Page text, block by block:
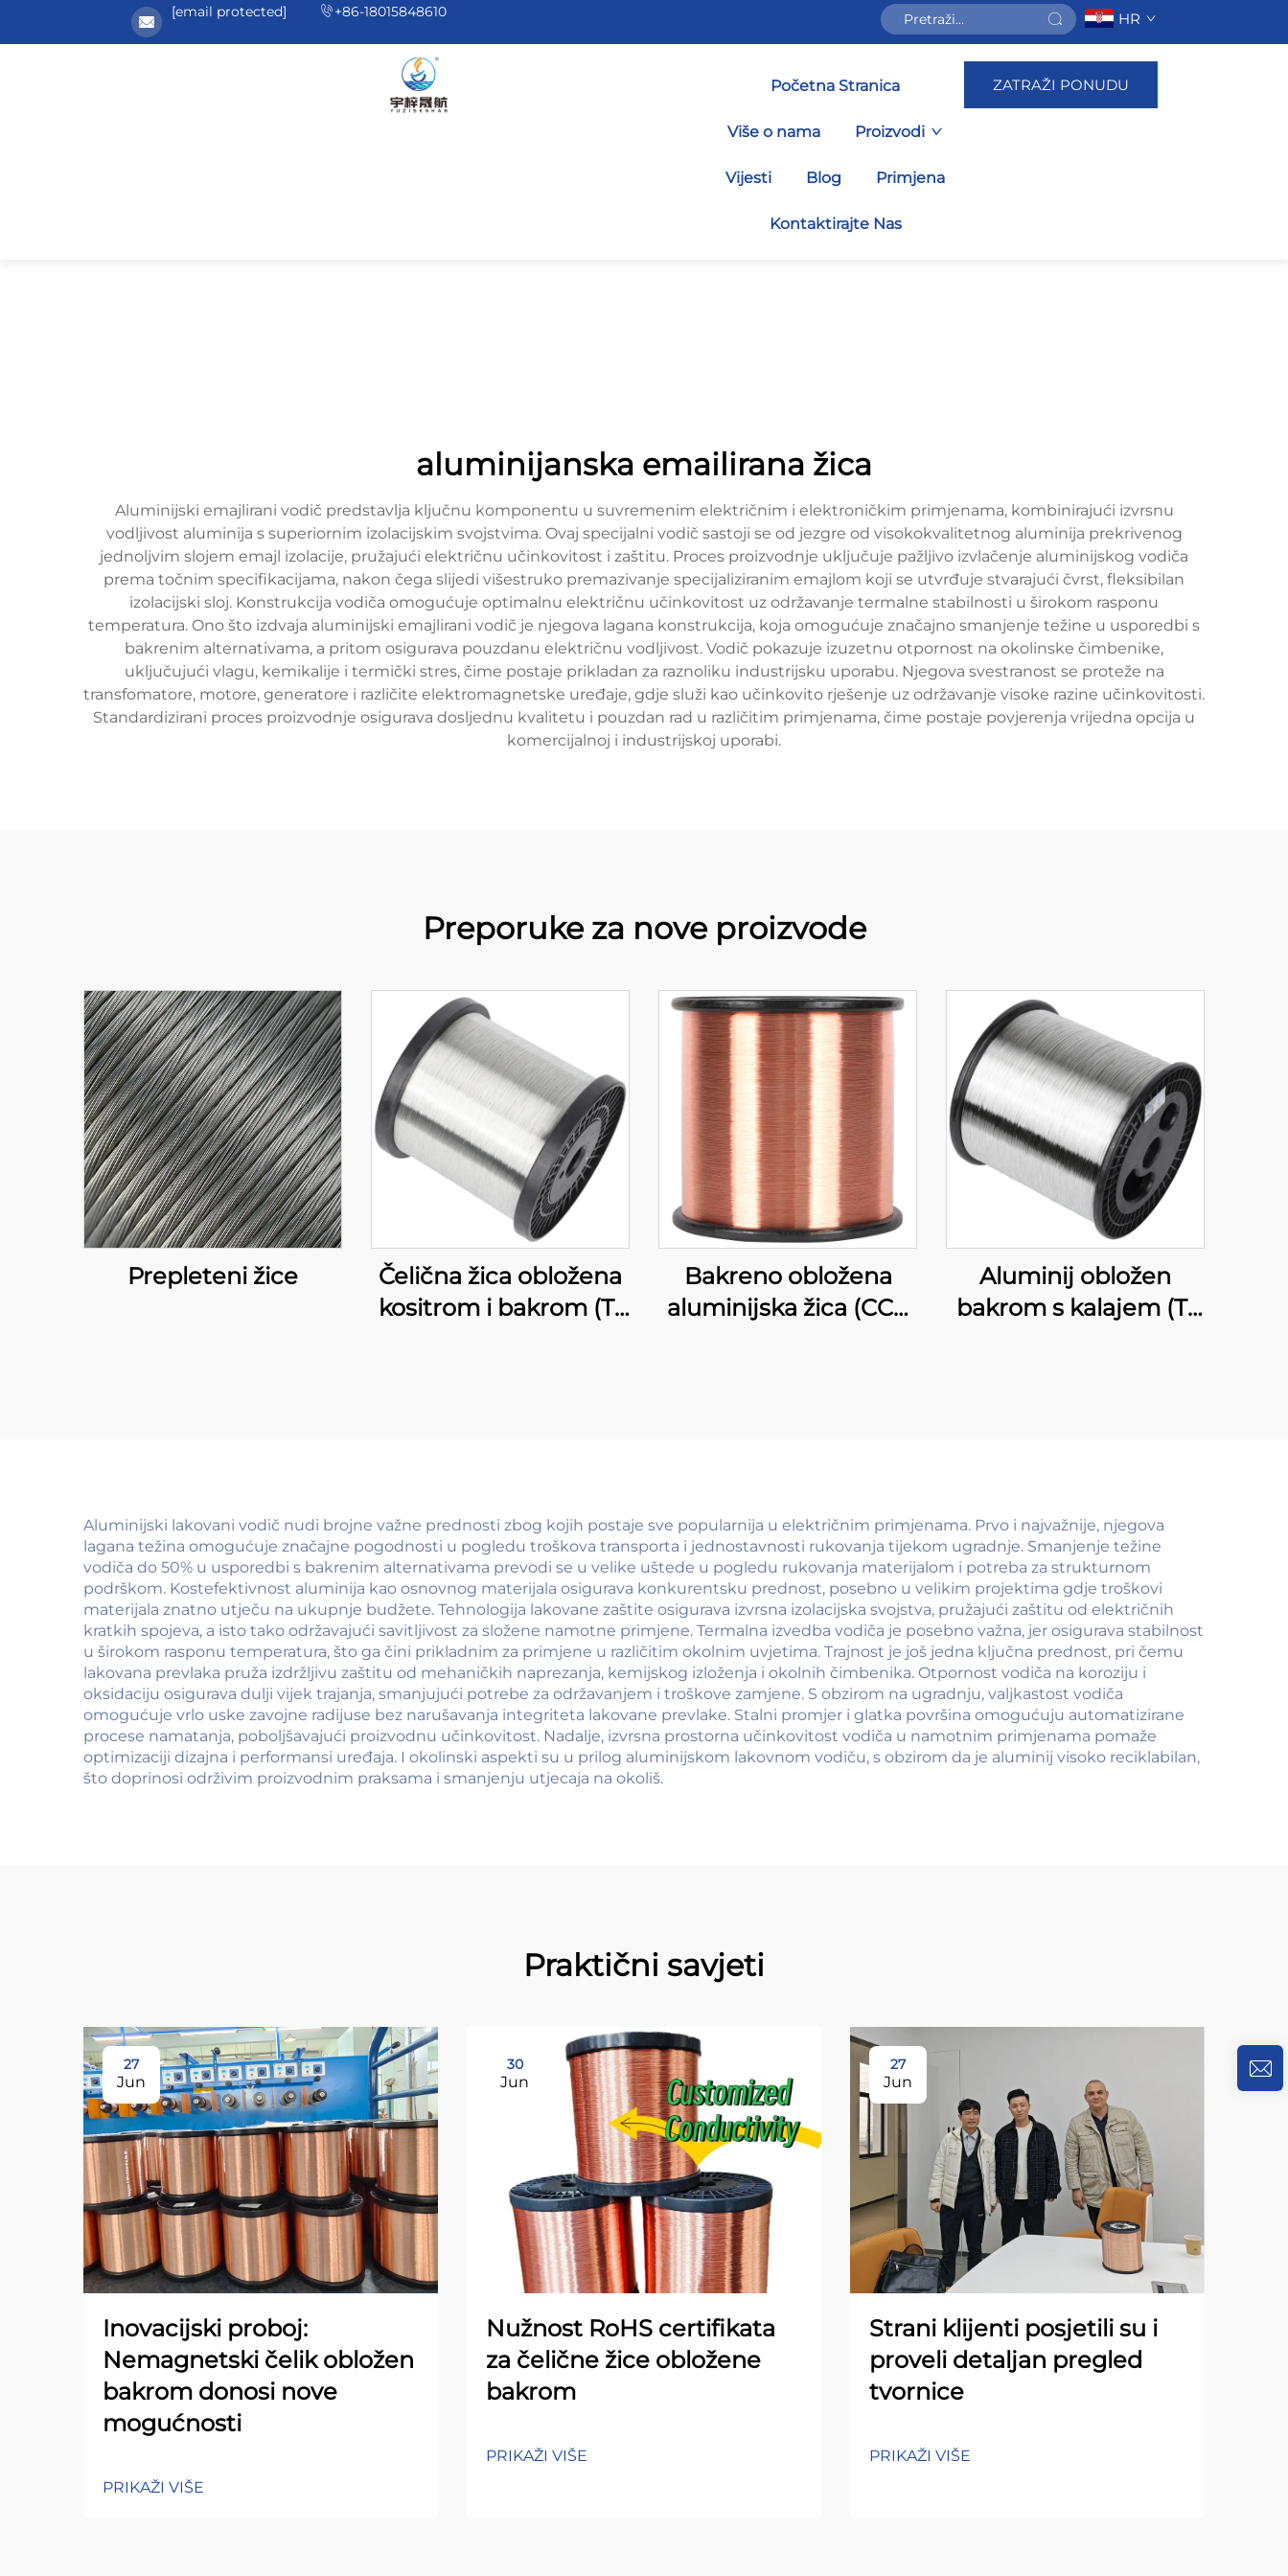
[email protected] +86-18015848610 HR
Početna Stranica
Više o nama Proizvodi
Vijesti Blog Primjena
Kontaktirajte Nas
ZATRAŽI PONUDU
aluminijanska emailirana žica
Aluminijski emajlirani vodič predstavlja ključnu komponentu u suvremenim električnim i elektroničkim primjenama, kombinirajući izvrsnu
vodljivost aluminija s superiornim izolacijskim svojstvima. Ovaj specijalni vodič sastoji se od jezgre od visokokvalitetnog aluminija prekrivenog
jednoljvim slojem emajl izolacije, pružajući električnu učinkovitost i zaštitu. Proces proizvodnje uključuje pažljivo izvlačenje aluminijskog vodiča
prema točnim specifikacijama, nakon čega slijedi višestruko premazivanje specijaliziranim emajlom koji se utvrđuje stvarajući čvrst, fleksibilan
izolacijski sloj. Konstrukcija vodiča omogućuje optimalnu električnu učinkovitost uz održavanje termalne stabilnosti u širokom rasponu
temperatura. Ono što izdvaja aluminijski emajlirani vodič je njegova lagana konstrukcija, koja omogućuje značajno smanjenje težine u usporedbi s
bakrenim alternativama, a pritom osigurava pouzdanu električnu vodljivost. Vodič pokazuje izuzetnu otpornost na okolinske čimbenike,
uključujući vlagu, kemikalije i termički stres, čime postaje prikladan za raznoliku industrijsku uporabu. Njegova svestranost se proteže na
transfomatore, motore, generatore i različite elektromagnetske uređaje, gdje služi kao učinkovito rješenje uz održavanje visoke razine učinkovitosti.
Standardizirani proces proizvodnje osigurava dosljednu kvalitetu i pouzdan rad u različitim primjenama, čime postaje povjerenja vrijedna opcija u
komercijalnoj i industrijskoj uporabi.
Preporuke za nove proizvode
Prepleteni žice
Čelična žica obložena
kositrom i bakrom (T-
Bakreno obložena
aluminijska žica (CCA
Aluminij obložen
bakrom s kalajem (T-
Aluminijski lakovani vodič nudi brojne važne prednosti zbog kojih postaje sve popularnija u električnim primjenama. Prvo i najvažnije, njegova
lagana težina omogućuje značajne pogodnosti u pogledu troškova transporta i jednostavnosti rukovanja tijekom ugradnje. Smanjenje težine
vodiča do 50% u usporedbi s bakrenim alternativama prevodi se u velike uštede u pogledu rukovanja materijalom i potreba za strukturnom
podrškom. Kostefektivnost aluminija kao osnovnog materijala osigurava konkurentsku prednost, posebno u velikim projektima gdje troškovi
materijala znatno utječu na ukupnje budžete. Tehnologija lakovane zaštite osigurava izvrsna izolacijska svojstva, pružajući zaštitu od električnih
kratkih spojeva, a isto tako održavajući savitljivost za složene namotne primjene. Termalna izvedba vodiča je posebno važna, jer osigurava stabilnost
u širokom rasponu temperatura, što ga čini prikladnim za primjene u različitim okolnim uvjetima. Trajnost je još jedna ključna prednost, pri čemu
lakovana prevlaka pruža izdržljivu zaštitu od mehaničkih naprezanja, kemijskog izloženja i okolnih čimbenika. Otpornost vodiča na koroziju i
oksidaciju osigurava dulji vijek trajanja, smanjujući potrebe za održavanjem i troškove zamjene. S obzirom na ugradnju, valjkastost vodiča
omogućuje vrlo uske zavojne radijuse bez narušavanja integriteta lakovane prevlake. Stalni promjer i glatka površina omogućuju automatizirane
procese namatanja, poboljšavajući proizvodnu učinkovitost. Nadalje, izvrsna prostorna učinkovitost vodiča u namotnim primjenama pomaže
optimizaciji dizajna i performansi uređaja. I okolinski aspekti su u prilog aluminijskom lakovnom vodiču, s obzirom da je aluminij visoko reciklabilan,
što doprinosi održivim proizvodnim praksama i smanjenju utjecaja na okoliš.
Praktični savjeti
27
Jun
Inovacijski proboj:
Nemagnetski čelik obložen
bakrom donosi nove
mogućnosti
PRIKAŽI VIŠE
30
Jun
Nužnost RoHS certifikata
za čelične žice obložene
bakrom
PRIKAŽI VIŠE
27
Jun
Strani klijenti posjetili su i
proveli detaljan pregled
tvornice
PRIKAŽI VIŠE